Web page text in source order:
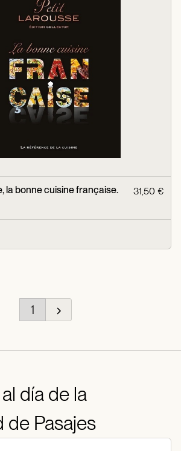
la bonne cuisine française.
31,50 €
1
día de la
de Pasajes